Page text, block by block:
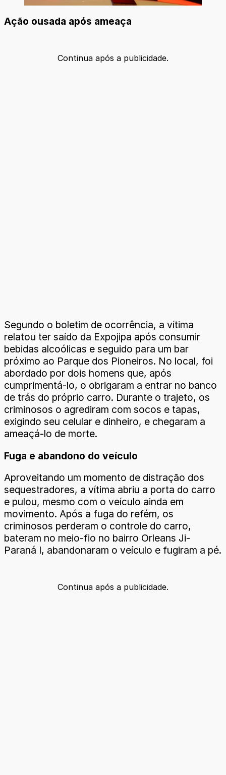
Ação ousada após ameaça
Continua após a publicidade.
Segundo o boletim de ocorrência, a vítima
relatou ter saído da Expojipa após consumir
bebidas alcoólicas e seguido para um bar
próximo ao Parque dos Pioneiros. No local, foi
abordado por dois homens que, após
cumprimentá-lo, o obrigaram a entrar no banco
de trás do próprio carro. Durante o trajeto, os
criminosos o agrediram com socos e tapas,
exigindo seu celular e dinheiro, e chegaram a
ameaçá-lo de morte.
Fuga e abandono do veículo
Aproveitando um momento de distração dos
sequestradores, a vítima abriu a porta do carro
e pulou, mesmo com o veículo ainda em
movimento. Após a fuga do refém, os
criminosos perderam o controle do carro,
bateram no meio-fio no bairro Orleans Ji-
Paraná I, abandonaram o veículo e fugiram a pé.
Continua após a publicidade.